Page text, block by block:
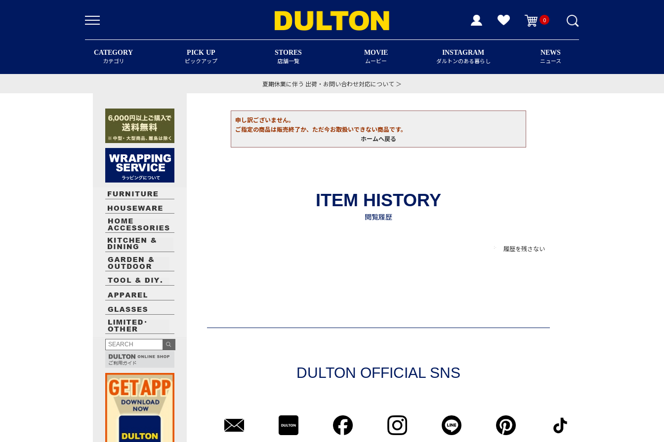
0
CATEGORY
カテゴリ
PICK UP
ピックアップ
STORES
店舗一覧
MOVIE
ムービー
INSTAGRAM
ダルトンのある暮らし
NEWS
ニュース
夏期休業に伴う 出荷・お問い合わせ対応について ＞
申し訳ございません。
ご指定の商品は販売終了か、ただ今お取扱いできない商品です。
ホームへ戻る
履歴を残さない
DULTON OFFICIAL SNS